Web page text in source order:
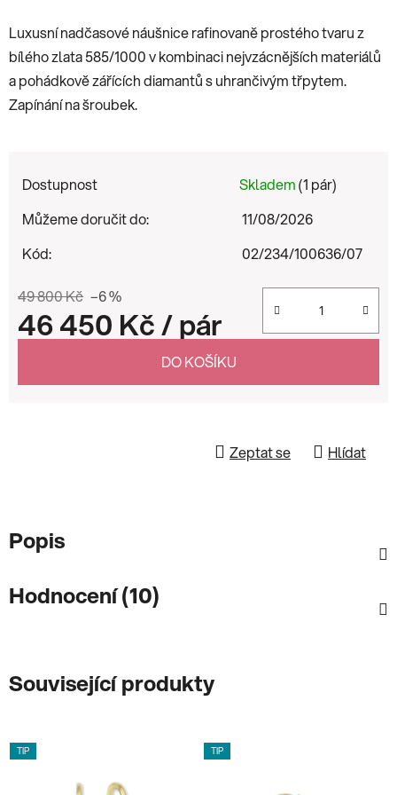
Luxusní nadčasové náušnice rafinovaně prostého tvaru z
bílého zlata 585/1000 v kombinaci nejvzácnějších materiálů
a pohádkově zářících diamantů s uhrančivým třpytem.
Zapínání na šroubek.
Dostupnost Skladem(1 pár)
Můžeme doručit do:
11/08/2026
Kód:
02/234/100636/07
49 800 Kč –6 %
46 450 Kč/ pár
DO KOŠÍKU
Zeptat se Hlídat
Popis
Hodnocení (10)
Související produkty
TIP TIP